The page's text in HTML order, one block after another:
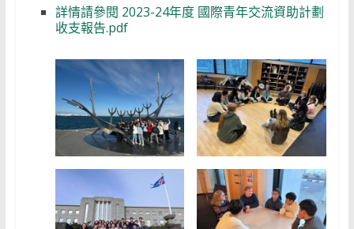
詳情請參閱 2023-24年度 國際青年交流資助計劃
收支報告.pdf